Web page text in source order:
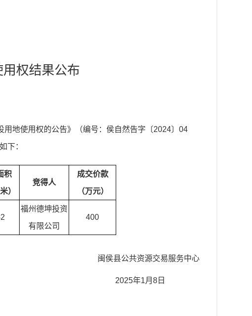
权结果公布
用地使用权的公告》（编号： 侯自然告字〔2024〕04
下：
积
）
竞得人
成交价款
（万元）
福州德坤投资
有限公司
400
闽侯县公共资源交易服务中心
2025年1月8日